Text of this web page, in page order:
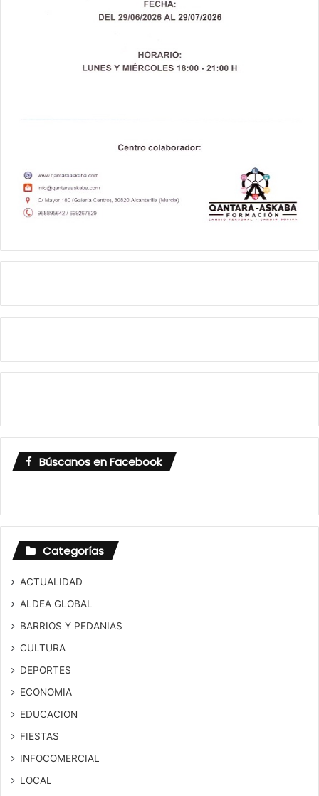
Búscanos en Facebook
Categorías
ACTUALIDAD
ALDEA GLOBAL
BARRIOS Y PEDANIAS
CULTURA
DEPORTES
ECONOMIA
EDUCACION
FIESTAS
INFOCOMERCIAL
LOCAL